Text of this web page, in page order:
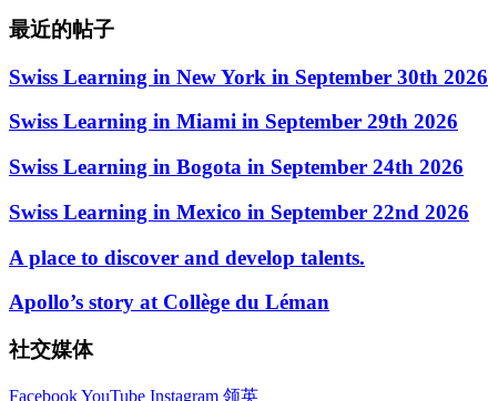
最近的帖子
Swiss Learning in New York in September 30th 2026
Swiss Learning in Miami in September 29th 2026
Swiss Learning in Bogota in September 24th 2026
Swiss Learning in Mexico in September 22nd 2026
A place to discover and develop talents.
Apollo’s story at Collège du Léman
社交媒体
FacebookYouTube Instagram 领英